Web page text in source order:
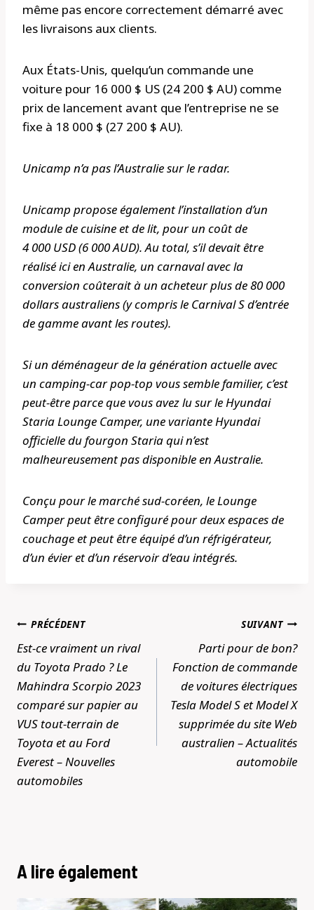
même pas encore correctement démarré avec
les livraisons aux clients.
Aux États-Unis, quelqu’un commande une
voiture pour 16 000 $ US (24 200 $ AU) comme
prix de lancement avant que l’entreprise ne se
fixe à 18 000 $ (27 200 $ AU).
Unicamp n’a pas l’Australie sur le radar.
Unicamp propose également l’installation d’un
module de cuisine et de lit, pour un coût de
4 000 USD (6 000 AUD). Au total, s’il devait être
réalisé ici en Australie, un carnaval avec la
conversion coûterait à un acheteur plus de 80 000
dollars australiens (y compris le Carnival S d’entrée
de gamme avant les routes).
Si un déménageur de la génération actuelle avec
un camping-car pop-top vous semble familier, c’est
peut-être parce que vous avez lu sur le Hyundai
Staria Lounge Camper, une variante Hyundai
officielle du fourgon Staria qui n’est
malheureusement pas disponible en Australie.
Conçu pour le marché sud-coréen, le Lounge
Camper peut être configuré pour deux espaces de
couchage et peut être équipé d’un réfrigérateur,
d’un évier et d’un réservoir d’eau intégrés.
Navigation
de
l’article
PRÉCÉDENT
Est-ce vraiment un rival
du Toyota Prado ? Le
Mahindra Scorpio 2023
comparé sur papier au
VUS tout-terrain de
Toyota et au Ford
Everest – Nouvelles
automobiles
SUIVANT
Parti pour de bon?
Fonction de commande
de voitures électriques
Tesla Model S et Model X
supprimée du site Web
australien – Actualités
automobile
A lire également